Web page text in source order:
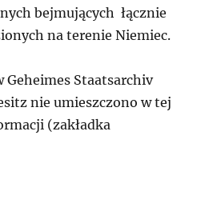
bejmujących łącznie
na terenie Niemiec.
Geheimes Staatsarchiv
nie umieszczono w tej
(zakładka